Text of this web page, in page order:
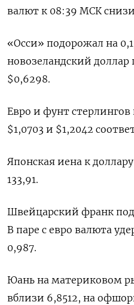
валют к 08:39 МСК
«Осси» подорожал на
новозеландский доллар
$0,6298​.
Евро и фунт стерлингов
$1,0703​ и $1,2042​
Японская иена к
133,91.
Швейцарский франк
В паре с евро валюта
0,987.
Юань на материковом
вблизи 6,8512​, на